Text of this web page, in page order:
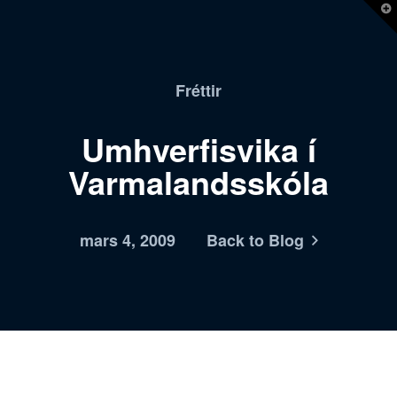
Fréttir
Umhverfisvika í
Varmalandsskóla
mars 4, 2009 Back to Blog